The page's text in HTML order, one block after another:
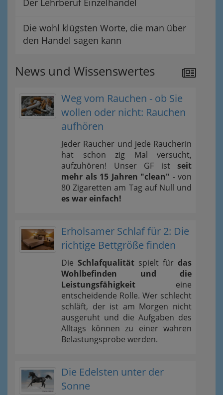
Der Lehrberuf Einzelhandel
Die wohl klügsten Worte, die man über
den Handel sagen kann
News und Wissenswertes
Weg vom Rauchen - ob Sie
wollen oder nicht: Rauchen
aufhören
Jeder Raucher und jede Raucherin
hat schon zig Mal versucht,
aufzuhören! Unser GF ist seit
mehr als 15 Jahren "clean" - von
80 Zigaretten am Tag auf Null und
es war einfach!
Erholsamer Schlaf für 2: Die
richtige Bettgröße finden
Die Schlafqualität spielt für das
Wohlbefinden und die
Leistungsfähigkeit eine
entscheidende Rolle. Wer schlecht
schläft, der ist am Morgen nicht
ausgeruht und die Aufgaben des
Alltags können zu einer wahren
Belastungsprobe werden.
Die Edelsten unter der
Sonne